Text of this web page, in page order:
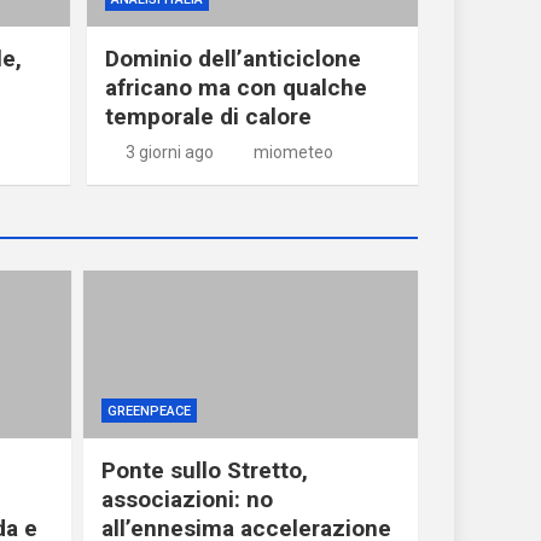
Dominio dell’anticiclone
africano ma con qualche
temporale di calore
3 giorni ago miometeo
e
GREENPEACE
Ponte sullo Stretto,
associazioni: no
all’ennesima accelerazione